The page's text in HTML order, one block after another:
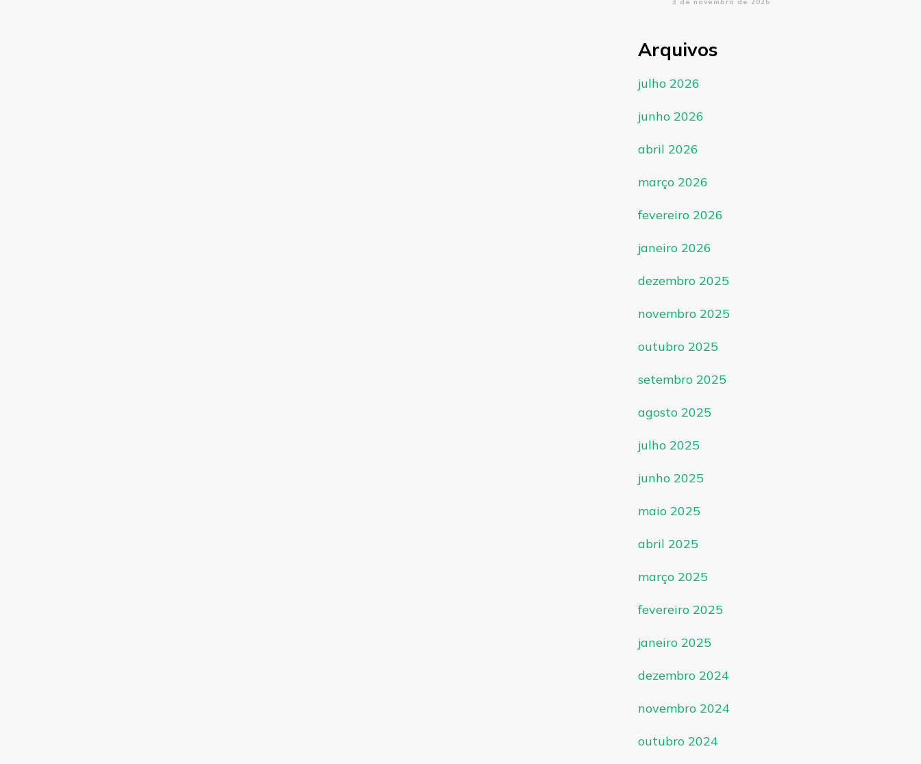
Arquivos
julho 2026
junho 2026
abril 2026
março 2026
fevereiro 2026
janeiro 2026
dezembro 2025
novembro 2025
outubro 2025
setembro 2025
agosto 2025
julho 2025
junho 2025
maio 2025
abril 2025
março 2025
fevereiro 2025
janeiro 2025
dezembro 2024
novembro 2024
outubro 2024